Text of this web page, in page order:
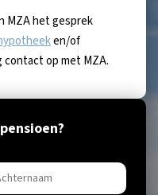
MZA het gesprek
en/of
contact op met MZA.